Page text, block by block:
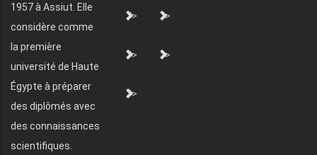
1957 à Assiut. Elle
considère comme
la première
université de Haute
Égypte à préparer
des diplômés avec
des connaissances
scientifiques.
"> ">
"> ">
">